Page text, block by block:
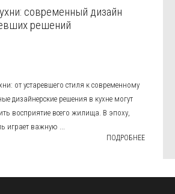
современный дизайн
решений
от устаревшего стиля к современному
дизайнерские решения в кухне могут
восприятие всего жилища. В эпоху,
играет важную ...
ПОДРОБНЕЕ